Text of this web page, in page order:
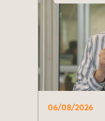
06/08/2026